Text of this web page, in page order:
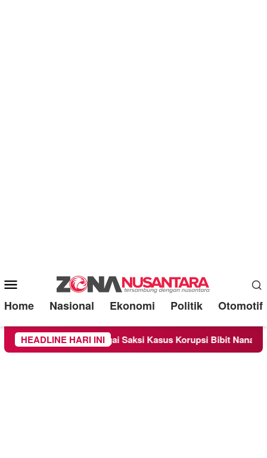
Mobile
Menu
Home Nasional Ekonomi Politik Otomotif
HEADLINE HARI INI
Sebagai Saksi Kasus Korupsi Bibit Nanas Sulsel Rp